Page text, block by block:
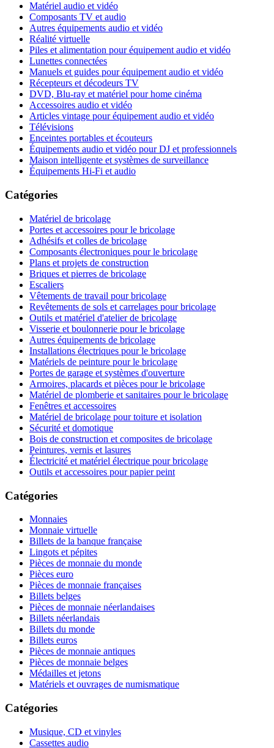
Matériel audio et vidéo
Composants TV et audio
Autres équipements audio et vidéo
Réalité virtuelle
Piles et alimentation pour équipement audio et vidéo
Lunettes connectées
Manuels et guides pour équipement audio et vidéo
Récepteurs et décodeurs TV
DVD, Blu-ray et matériel pour home cinéma
Accessoires audio et vidéo
Articles vintage pour équipement audio et vidéo
Télévisions
Enceintes portables et écouteurs
Équipements audio et vidéo pour DJ et professionnels
Maison intelligente et systèmes de surveillance
Équipements Hi-Fi et audio
Catégories
Matériel de bricolage
Portes et accessoires pour le bricolage
Adhésifs et colles de bricolage
Composants électroniques pour le bricolage
Plans et projets de construction
Briques et pierres de bricolage
Escaliers
Vêtements de travail pour bricolage
Revêtements de sols et carrelages pour bricolage
Outils et matériel d'atelier de bricolage
Visserie et boulonnerie pour le bricolage
Autres équipements de bricolage
Installations électriques pour le bricolage
Matériels de peinture pour le bricolage
Portes de garage et systèmes d'ouverture
Armoires, placards et pièces pour le bricolage
Matériel de plomberie et sanitaires pour le bricolage
Fenêtres et accessoires
Matériel de bricolage pour toiture et isolation
Sécurité et domotique
Bois de construction et composites de bricolage
Peintures, vernis et lasures
Électricité et matériel électrique pour bricolage
Outils et accessoires pour papier peint
Catégories
Monnaies
Monnaie virtuelle
Billets de la banque française
Lingots et pépites
Pièces de monnaie du monde
Pièces euro
Pièces de monnaie françaises
Billets belges
Pièces de monnaie néerlandaises
Billets néerlandais
Billets du monde
Billets euros
Pièces de monnaie antiques
Pièces de monnaie belges
Médailles et jetons
Matériels et ouvrages de numismatique
Catégories
Musique, CD et vinyles
Cassettes audio